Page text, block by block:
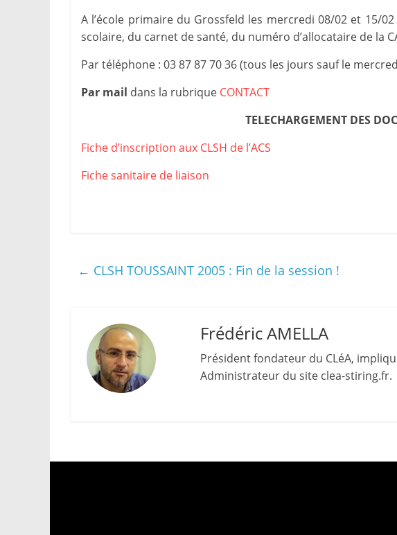
L
a
t
A l’école primaire du Grossfeld les mercredi 08/02 et 15/
scolaire, du carnet de santé, du numéro d’allocataire de la
Par téléphone : 03 87 87 70 36 (tous les jours sauf le
Par mail dans la rubrique CONTACT
TELECHARGEMENT DES
Fiche d’inscription aux CLSH de l’ACS
Fiche sanitaire de liaison
← CLSH TOUSSAINT 2005 : Fin de la session !
Frédéric AMELLA
Président fondateur du CLéA,
Administrateur du site clea-stiring.fr.